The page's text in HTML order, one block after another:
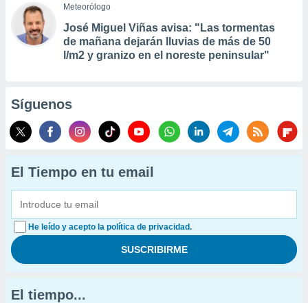
Meteorólogo
José Miguel Viñas avisa: "Las tormentas
de mañana dejarán lluvias de más de 50
l/m2 y granizo en el noreste peninsular"
Síguenos
El Tiempo en tu email
He leído y acepto la política de privacidad.
El tiempo...